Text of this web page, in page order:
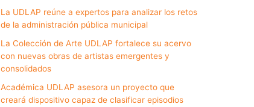
La UDLAP reúne a expertos para analizar los retos
de la administración pública municipal
La Colección de Arte UDLAP fortalece su acervo
con nuevas obras de artistas emergentes y
consolidados
Académica UDLAP asesora un proyecto que
creará dispositivo capaz de clasificar episodios